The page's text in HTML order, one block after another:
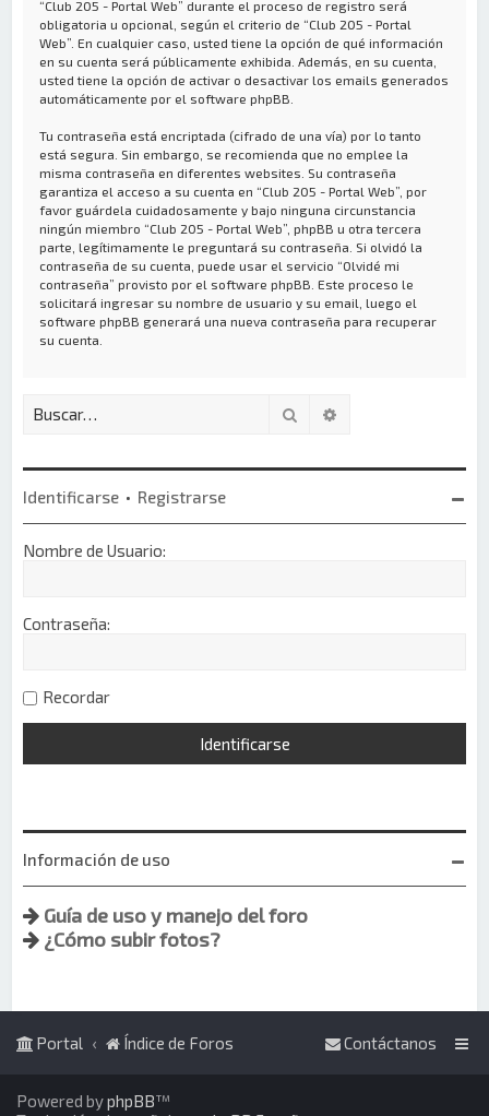
“Club 205 - Portal Web” durante el proceso de registro será
obligatoria u opcional, según el criterio de “Club 205 - Portal
Web”. En cualquier caso, usted tiene la opción de qué información
en su cuenta será públicamente exhibida. Además, en su cuenta,
usted tiene la opción de activar o desactivar los emails generados
automáticamente por el software phpBB.
Tu contraseña está encriptada (cifrado de una vía) por lo tanto
está segura. Sin embargo, se recomienda que no emplee la
misma contraseña en diferentes websites. Su contraseña
garantiza el acceso a su cuenta en “Club 205 - Portal Web”, por
favor guárdela cuidadosamente y bajo ninguna circunstancia
ningún miembro “Club 205 - Portal Web”, phpBB u otra tercera
parte, legítimamente le preguntará su contraseña. Si olvidó la
contraseña de su cuenta, puede usar el servicio “Olvidé mi
contraseña” provisto por el software phpBB. Este proceso le
solicitará ingresar su nombre de usuario y su email, luego el
software phpBB generará una nueva contraseña para recuperar
su cuenta.
Buscar
Identificarse • Registrarse
Nombre de Usuario:
Contraseña:
Recordar
Información de uso
Guía de uso y manejo del foro
¿Cómo subir fotos?
Portal Índice de Foros Contáctanos
Powered byphpBB™